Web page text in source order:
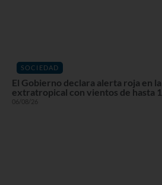
SOCIEDAD
El Gobierno declara alerta roja en
extratropical con vientos de hasta
06/08/26